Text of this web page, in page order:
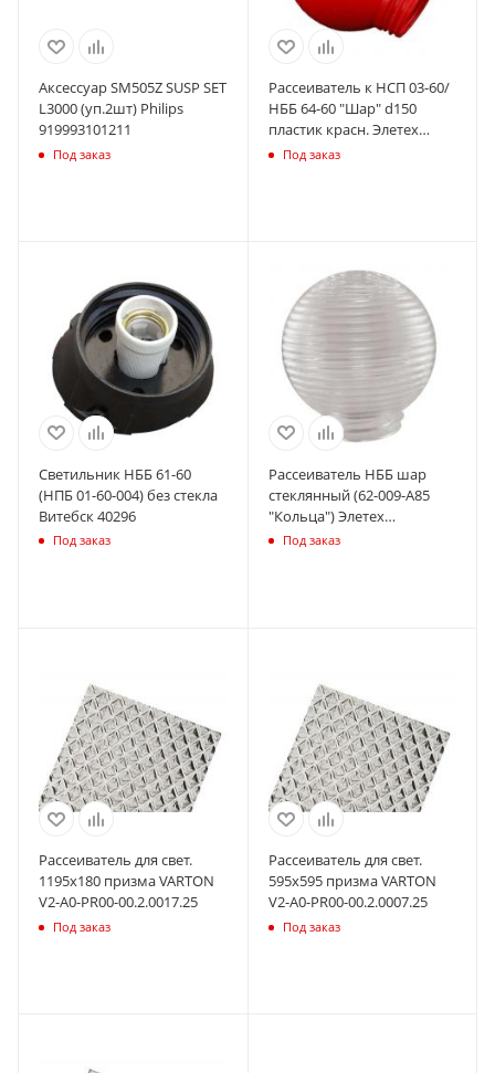
Аксессуар SM505Z SUSP SET
L3000 (уп.2шт) Philips
919993101211
Под заказ
Рассеиватель к НСП 03-60/
НББ 64-60 "Шар" d150
пластик красн. Элетех
1005550358
Под заказ
Светильник НББ 61-60
(НПБ 01-60-004) без стекла
Витебск 40296
Под заказ
Рассеиватель НББ шар
стеклянный (62-009-А85
"Кольца") Элетех
1005250484
Под заказ
Рассеиватель для свет.
1195х180 призма VARTON
V2-A0-PR00-00.2.0017.25
Под заказ
Рассеиватель для свет.
595х595 призма VARTON
V2-A0-PR00-00.2.0007.25
Под заказ